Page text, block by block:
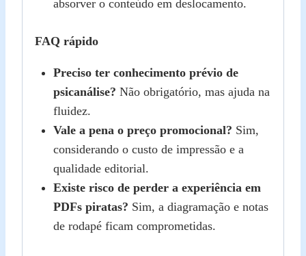
absorver o conteúdo em deslocamento.
FAQ rápido
Preciso ter conhecimento prévio de
psicanálise? Não obrigatório, mas ajuda na
fluidez.
Vale a pena o preço promocional? Sim,
considerando o custo de impressão e a
qualidade editorial.
Existe risco de perder a experiência em
PDFs piratas? Sim, a diagramação e notas
de rodapé ficam comprometidas.